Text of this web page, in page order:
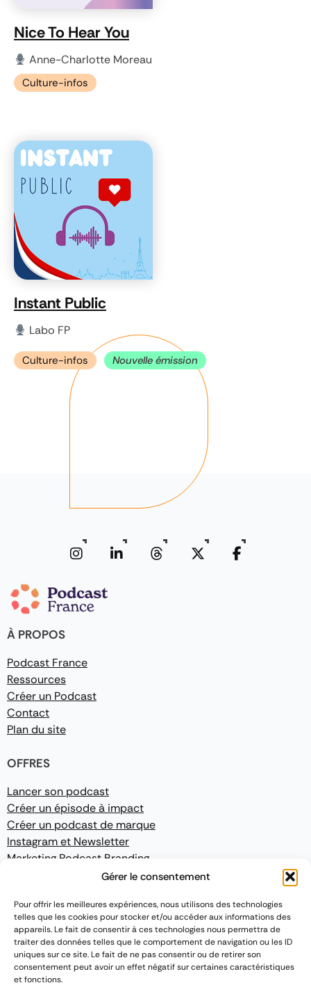
Gérer le consentement
Pour offrir les meilleures expériences, nous utilisons des technologies
telles que les cookies pour stocker et/ou accéder aux informations des
appareils. Le fait de consentir à ces technologies nous permettra de
traiter des données telles que le comportement de navigation ou les ID
uniques sur ce site. Le fait de ne pas consentir ou de retirer son
consentement peut avoir un effet négatif sur certaines caractéristiques
et fonctions.
Nice To Hear You
Anne-Charlotte Moreau
Culture-infos
Instant Public
Labo FP
Culture-infos Nouvelle émission
À PROPOS
Podcast France
Ressources
Créer un Podcast
Contact
Plan du site
OFFRES
Lancer son podcast
Créer un épisode à impact
Créer un podcast de marque
Instagram et Newsletter
Marketing Podcast Branding
Mentions légales
Politique de confidentialité
Conditions Générales de Vente